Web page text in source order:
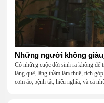
Những người không
Có những cuộc đời sinh ra không để
làng quê, lặng thầm làm thuê, tích
cơm áo, bệnh tật, hiếu nghĩa, và cả